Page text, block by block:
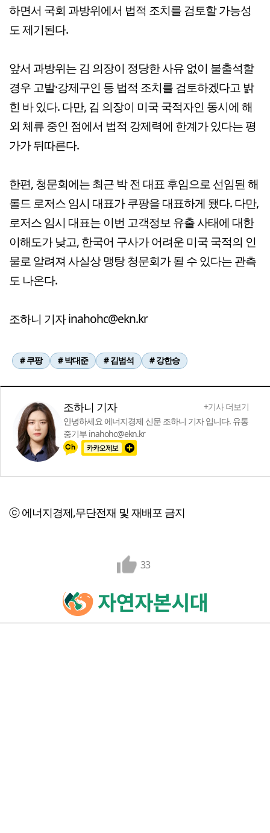
하면서 국회 과방위에서 법적 조치를 검토할 가능성
도 제기된다.
앞서 과방위는 김 의장이 정당한 사유 없이 불출석할
경우 고발·강제구인 등 법적 조치를 검토하겠다고 밝
힌 바 있다. 다만, 김 의장이 미국 국적자인 동시에 해
외 체류 중인 점에서 법적 강제력에 한계가 있다는 평
가가 뒤따른다.
한편, 청문회에는 최근 박 전 대표 후임으로 선임된 해
롤드 로저스 임시 대표가 쿠팡을 대표하게 됐다. 다만,
로저스 임시 대표는 이번 고객정보 유출 사태에 대한
이해도가 낮고, 한국어 구사가 어려운 미국 국적의 인
물로 알려져 사실상 맹탕 청문회가 될 수 있다는 관측
도 나온다.
조하니 기자 inahohc@ekn.kr
# 쿠팡 # 박대준 # 김범석 # 강한승
조하니 기자
+기사 더보기
안녕하세요 에너지경제 신문 조하니 기자 입니다. 유통
중기부 inahohc@ekn.kr
ⓒ 에너지경제,무단전재 및 재배포 금지
33